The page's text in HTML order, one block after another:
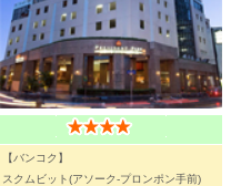
【バンコク】
スクムビット(アソーク-プロンポン手前)